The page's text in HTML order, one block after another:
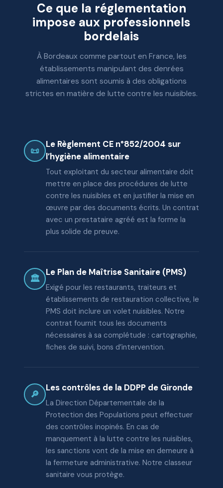
Ce que la réglementation
impose aux professionnels
bordelais
À Bordeaux comme partout en France, les
établissements manipulant des denrées
alimentaires sont soumis à des obligations
strictes en matière de lutte contre les nuisibles.
📜
Le Règlement CE n°852/2004 sur
l’hygiène alimentaire
Tout exploitant du secteur alimentaire doit
mettre en place des procédures de lutte
contre les nuisibles et en justifier la mise en
œuvre par des documents écrits. Un contrat
avec un prestataire agréé est la forme la
plus solide de preuve.
🏛️
Le Plan de Maîtrise Sanitaire (PMS)
Exigé pour les restaurants, traiteurs et
établissements de restauration collective, le
PMS doit inclure un volet nuisibles. Notre
contrat fournit tous les documents
nécessaires à sa complétude : cartographie,
fiches de suivi, bons d’intervention.
🔎
Les contrôles de la DDPP de Gironde
La Direction Départementale de la
Protection des Populations peut effectuer
des contrôles inopinés. En cas de
manquement à la lutte contre les nuisibles,
les sanctions vont de la mise en demeure à
la fermeture administrative. Notre classeur
sanitaire vous protège.